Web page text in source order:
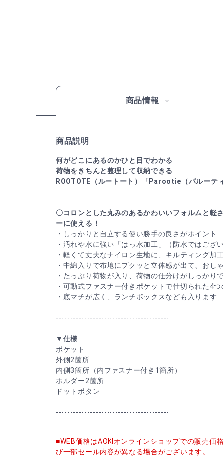
商品情報
商品説明
何がどこにあるのかひと目でわかる
荷物をきちんと整理して収納できる
ROOTOTE（ルートート）「Parootie（パルーテ
〇コロンとした丸みのあるかわいいフォルムと軽
ーに使える！
・しっかりと自立する使い勝手の良さがポイント
・汚れや水に強い「はっ水加工」（防水ではござ
・軽くて丈夫なナイロン生地に、キルティング加
・中綿入りで布地にプクッと立体感が出て、おし
・たっぷり荷物が入り、荷物の仕分けがしっかり
・可動式ファスナー付きポケットで仕切られた4
・底マチが広く、ランチボックスなども入ります
----------------------------------------
▼仕様
ポケット
外側2箇所
内側3箇所（内ファスナー付き1箇所）
ホルダー2箇所
ドットボタン
----------------------------------------
■WEB価格はAOKIオンラインショップでの販売価
び一部セール内容が異なる場合がございます。